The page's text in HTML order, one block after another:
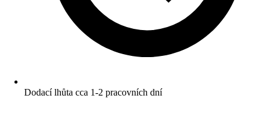
Dodací lhůta cca 1-2 pracovních dní